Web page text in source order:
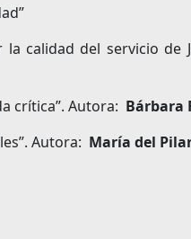
calidad del servicio de
crítica”. Autora: Bárbara
Autora: María del